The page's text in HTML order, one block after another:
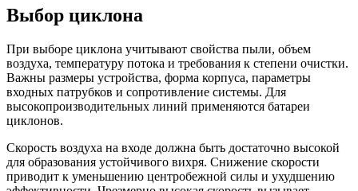
Выбор циклона
При выборе циклона учитывают свойства пыли, объем
воздуха, температуру потока и требования к степени очистки.
Важны размеры устройства, форма корпуса, параметры
входных патрубков и сопротивление системы. Для
высокопроизводительных линий применяются батареи
циклонов.
Скорость воздуха на входе должна быть достаточно высокой
для образования устойчивого вихря. Снижение скорости
приводит к уменьшению центробежной силы и ухудшению